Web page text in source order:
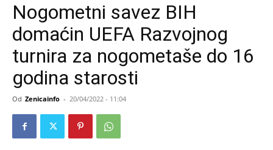
Nogometni savez BIH
domaćin UEFA Razvojnog
turnira za nogometaše do 16
godina starosti
Od Zenicainfo - 20/04/2022 - 11:04